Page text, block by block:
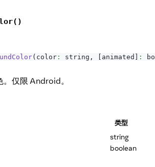
( color : string , animated :
仅限 Android。
类型
string
boolean